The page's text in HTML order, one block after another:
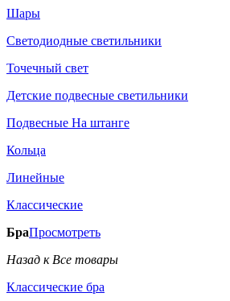
Шары
Светодиодные светильники
Точечный свет
Детские подвесные светильники
Подвесные На штанге
Кольца
Линейные
Классические
БраПросмотреть
Назад к Все товары
Классические бра